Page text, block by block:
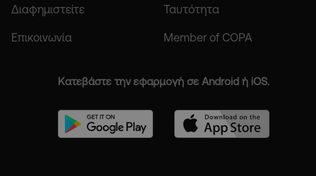
Διαφημιστείτε Ταυτότητα
Επικοινωνία Member of COPA
Κατεβάστε την εφαρμογή σε Android ή iOS.